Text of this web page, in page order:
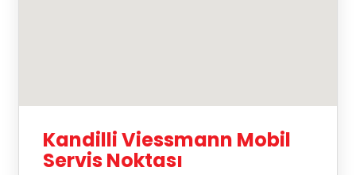
Kandilli Viessmann Mobil
Servis Noktası